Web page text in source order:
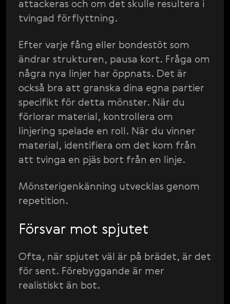
attackeras och om det skulle resultera i
tvingad förflyttning.
Efter varje fång eller bondestöt som
ändrar strukturen, pausa kort. Fråga om
några nya linjer har öppnats. Det är
också bra att granska dina egna partier
specifikt för detta mönster. När du
förlorar material, kontrollera om
linjering spelade en roll. När du vinner
material, identifiera om det kom från
att tvinga en pjäs bort från en linje.
Mönsterigenkänning utvecklas genom
repetition.
Försvar mot spjutet
Ofta, när spjutet väl är på brädet, är det
för sent. Förebyggande är mer
realistiskt än bot.